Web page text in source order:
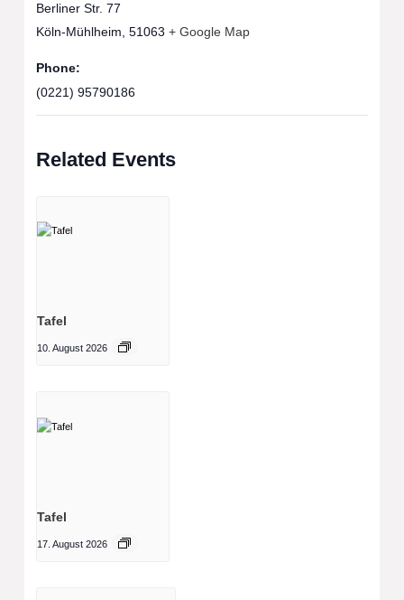
Berliner Str. 77
Köln-Mühlheim, 51063 + Google Map
Phone:
(0221) 95790186
Related Events
Tafel
10. August 2026
Tafel
17. August 2026